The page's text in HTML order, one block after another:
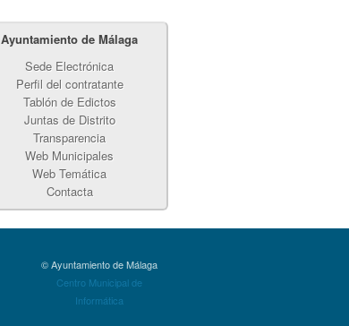
Ayuntamiento de Málaga
Sede Electrónica
Perfil del contratante
Tablón de Edictos
Juntas de Distrito
Transparencia
Web Municipales
Web Temática
Contacta
© Ayuntamiento de Málaga
Centro Municipal de
Informática